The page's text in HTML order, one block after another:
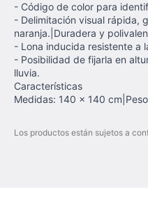
- Código de color para
- Delimitación visual rápida,
naranja.|Duradera y
- Lona inducida resistente a
- Posibilidad de fijarla en
lluvia.
Características
Medidas: 140 x 140
Los productos están sujetos a